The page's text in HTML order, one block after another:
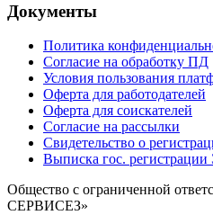
Документы
Политика
Согласие на обработку ПД
Условия пользования
Оферта для работодателей
Оферта для соискателей
Согласие на рассылки
Свидетельство о
Выписка гос.
Общество с ограниченной
СЕРВИСЕЗ»